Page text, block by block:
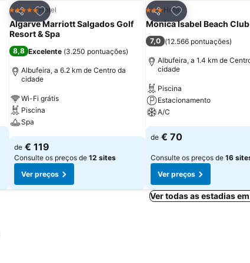
Partilhar
Adicionar aos favoritos
5 EstrelasHotel
Algarve Marriott Salgados Golf
Resort & Spa
8,8 Excelente (3.250 pontuações)
Albufeira, a 6.2 km de Centro da
cidade
Wi-Fi grátis
Piscina
Spa
de € 119
Consulte os preços de 12 sites
Ver preços
Partilhar
Adicionar aos
3 Estrelas
Hotel
Monica Isabel Beach Club
7,0 (12.566 pontuações)
Albufeira, a 1.4 km de
cidade
Piscina
Estacionamento
A/C
de € 70
Consulte os preços de 16
Ver preços
Ver todas as estadias